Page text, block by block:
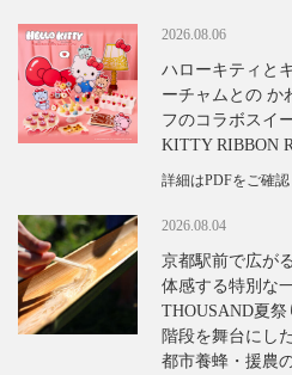
2026.08.06
ハローキティと
ーチャムとの か
フのコラボスイ
KITTY RIBBON
詳細はPDFをご確
2026.08.04
京都駅前で広が
体感する特別な
THOUSAND夏
階段を舞台にし
都市養蜂・援農